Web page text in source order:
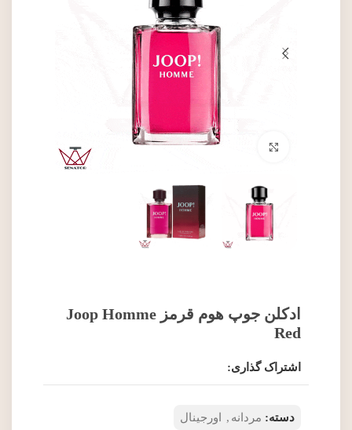
برای بزرگنمایی کلیک کنید
ادکلن جوپ هوم قرمز Joop Homme
Red
اشتراک گذاری:
دسته: مردانه , اورجینال